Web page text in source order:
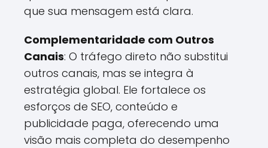
que sua mensagem está clara.
Complementaridade com Outros
Canais: O tráfego direto não substitui
outros canais, mas se integra à
estratégia global. Ele fortalece os
esforços de SEO, conteúdo e
publicidade paga, oferecendo uma
visão mais completa do desempenho